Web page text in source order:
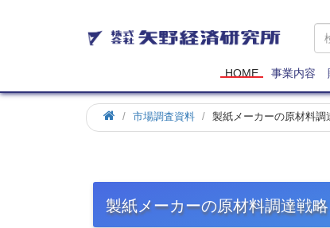
矢
野
研
究
所
HOME 事業内容
市場調査資料 製紙メーカーの原材料
製紙メーカーの原材料調達戦